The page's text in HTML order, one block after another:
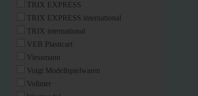
TRIX EXPRESS
TRIX EXPRESS international
TRIX international
VEB Plasticart
Viessmann
Voigt Modellspielwaren
Vollmer